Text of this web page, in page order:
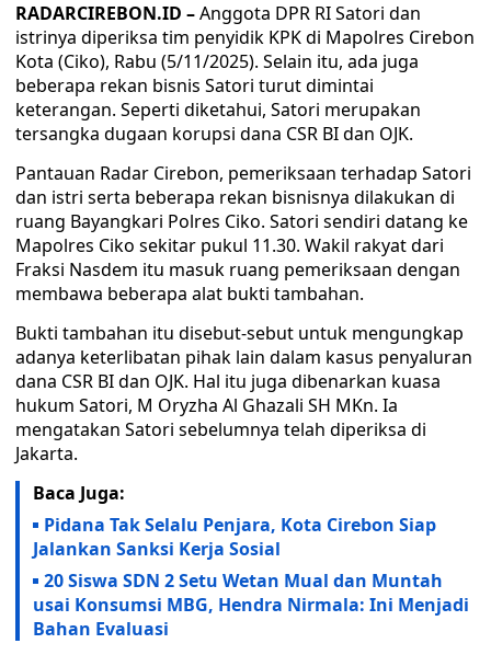
RADARCIREBON.ID –Anggota DPR RI Satori dan
istrinya diperiksa tim penyidik KPK di Mapolres Cirebon
Kota (Ciko), Rabu (5/11/2025). Selain itu, ada juga
beberapa rekan bisnis Satori turut dimintai
keterangan. Seperti diketahui, Satori merupakan
tersangka dugaan korupsi dana CSR BI dan OJK.
Pantauan Radar Cirebon, pemeriksaan terhadap Satori
dan istri serta beberapa rekan bisnisnya dilakukan di
ruang Bayangkari Polres Ciko. Satori sendiri datang ke
Mapolres Ciko sekitar pukul 11.30. Wakil rakyat dari
Fraksi Nasdem itu masuk ruang pemeriksaan dengan
membawa beberapa alat bukti tambahan.
Bukti tambahan itu disebut-sebut untuk mengungkap
adanya keterlibatan pihak lain dalam kasus penyaluran
dana CSR BI dan OJK. Hal itu juga dibenarkan kuasa
hukum Satori, M Oryzha Al Ghazali SH MKn. Ia
mengatakan Satori sebelumnya telah diperiksa di
Jakarta.
Baca Juga:
Pidana Tak Selalu Penjara, Kota Cirebon Siap
Jalankan Sanksi Kerja Sosial
20 Siswa SDN 2 Setu Wetan Mual dan Muntah
usai Konsumsi MBG, Hendra Nirmala: Ini Menjadi
Bahan Evaluasi